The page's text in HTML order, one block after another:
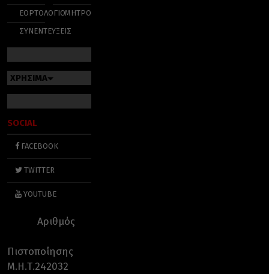
ΕΟΡΤΟΛΟΓΙΟ
ΣΥΝΕΝΤΕΥΞΕΙΣ
ΜΗΤΡΟΠΟΛΕΙΣ
ΧΡΗΣΙΜΑ
SOCIAL
FACEBOOK
TWITTER
YOUTUBE
Αριθμός
Πιστοποίησης
Μ.Η.Τ.242032